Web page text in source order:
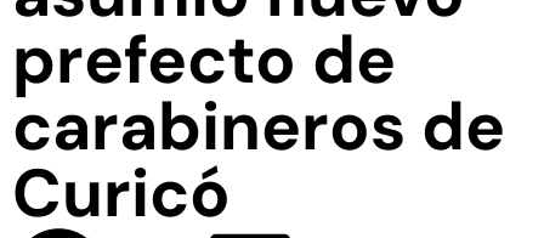
prefecto de
carabineros de
Curicó